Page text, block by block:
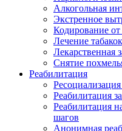
Алкогольная
Экстренное
Кодирование
Лечение
Лекарственная
Снятие
Реабилитация
Реабилитация
Реабилитация
шагов
Анонимная